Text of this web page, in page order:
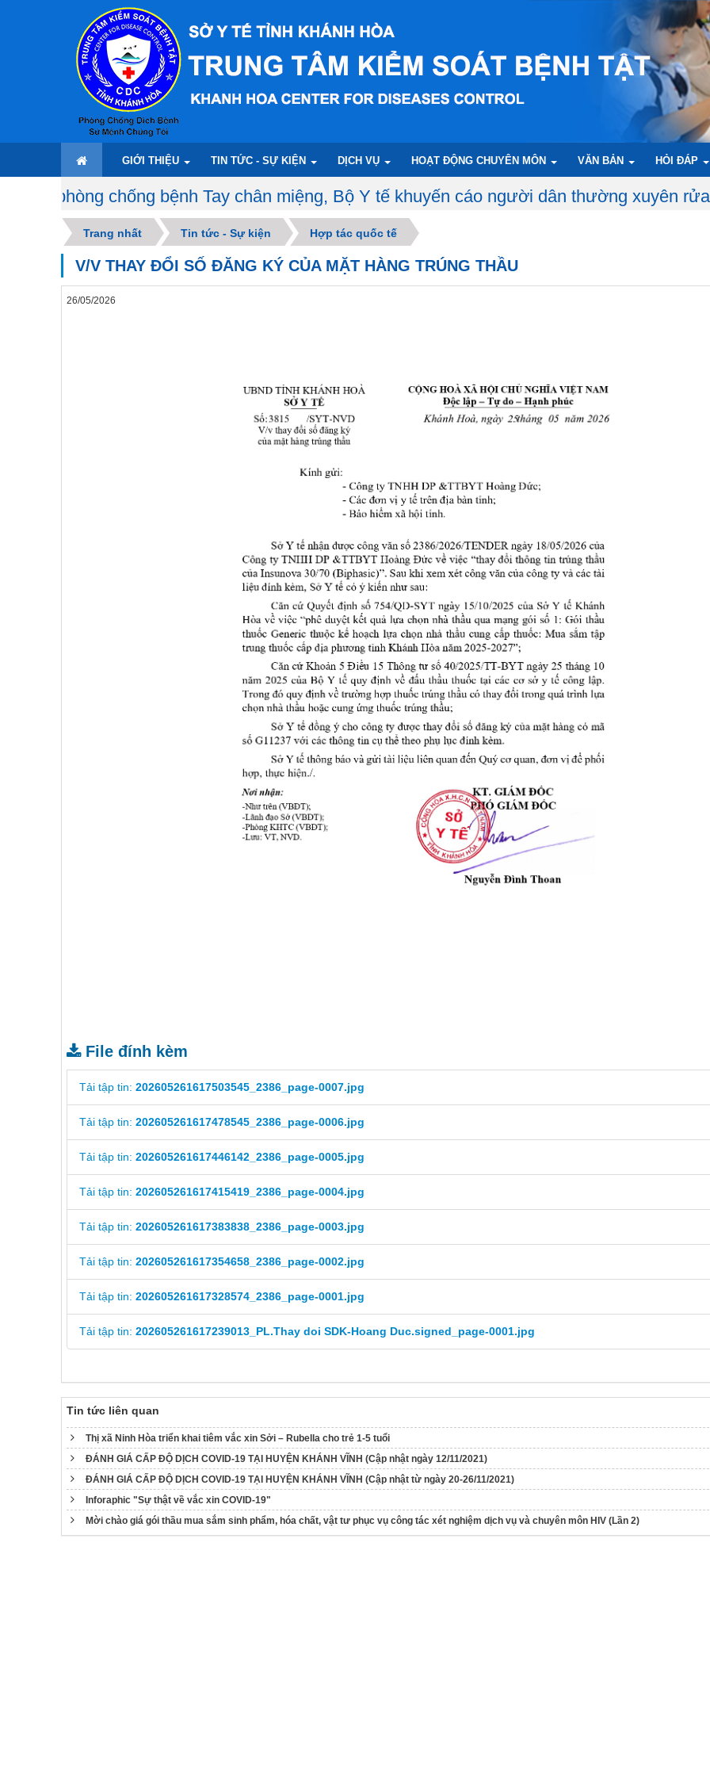
GIỚI THIỆU TIN TỨC - SỰ KIỆN DỊCH VỤ HOẠT ĐỘNG CHUYÊN MÔN VĂN BẢN HỎI ĐÁP
bệnh Tay chân miệng, Bộ Y tế khuyến cáo người dân thường xuyên rửa tay bằng
Trang nhất Tin tức - Sự kiện Hợp tác quốc tế
V/V THAY ĐỔI SỐ ĐĂNG KÝ CỦA MẶT HÀNG TRÚNG THẦU
26/05/2026
File đính kèm
Tải tập tin: 202605261617503545_2386_page-0007.jpg
Tải tập tin: 202605261617478545_2386_page-0006.jpg
Tải tập tin: 202605261617446142_2386_page-0005.jpg
Tải tập tin: 202605261617415419_2386_page-0004.jpg
Tải tập tin: 202605261617383838_2386_page-0003.jpg
Tải tập tin: 202605261617354658_2386_page-0002.jpg
Tải tập tin: 202605261617328574_2386_page-0001.jpg
Tải tập tin: 202605261617239013_PL.Thay doi SDK-Hoang Duc.signed_page-0001.jpg
Tin tức liên quan
Thị xã Ninh Hòa triển khai tiêm vắc xin Sởi – Rubella cho trẻ 1-5 tuổi
ĐÁNH GIÁ CẤP ĐỘ DỊCH COVID-19 TẠI HUYỆN KHÁNH VĨNH (Cập nhật ngày 12/11/2021)
ĐÁNH GIÁ CẤP ĐỘ DỊCH COVID-19 TẠI HUYỆN KHÁNH VĨNH (Cập nhật từ ngày 20-26/11/2021)
Inforaphic "Sự thật về vắc xin COVID-19"
Mời chào giá gói thầu mua sắm sinh phẩm, hóa chất, vật tư phục vụ công tác xét nghiệm dịch vụ và chuyên môn HIV (Lần 2)